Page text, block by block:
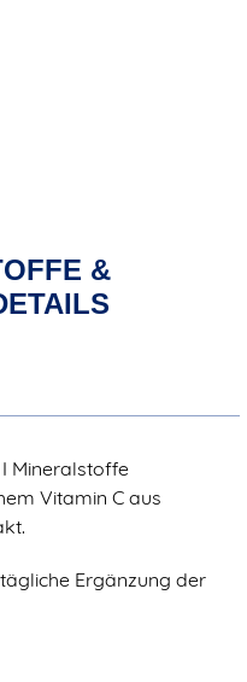
&
Mineralstoffe
Vitamin C aus
Ergänzung der